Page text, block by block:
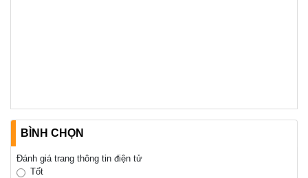
BÌNH CHỌN
Đánh giá trang thông tin điện tử
Tốt